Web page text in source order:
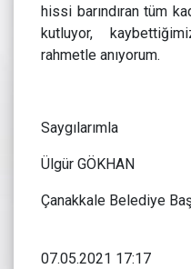
hissi barındıran tüm
kutluyor,
rahmetle anıyorum.
Saygılarımla
Ülgür GÖKHAN
Çanakkale Belediye
07.05.2021 17:17